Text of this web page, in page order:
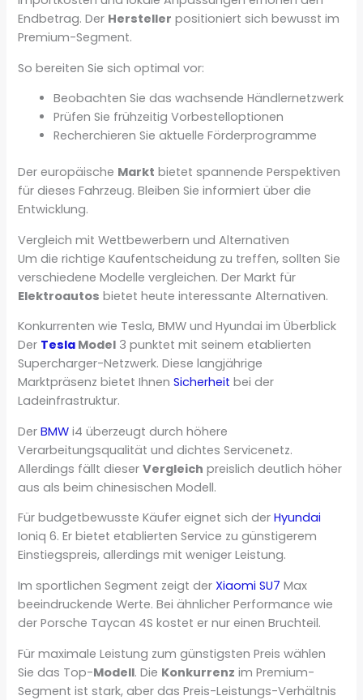
Endbetrag. Der Hersteller positioniert sich bewusst im
Premium-Segment.
So bereiten Sie sich optimal vor:
Beobachten Sie das wachsende Händlernetzwerk
Prüfen Sie frühzeitig Vorbestelloptionen
Recherchieren Sie aktuelle Förderprogramme
Der europäische Markt bietet spannende Perspektiven
für dieses Fahrzeug. Bleiben Sie informiert über die
Entwicklung.
Vergleich mit Wettbewerbern und Alternativen
Um die richtige Kaufentscheidung zu treffen, sollten Sie
verschiedene Modelle vergleichen. Der Markt für
Elektroautos bietet heute interessante Alternativen.
Konkurrenten wie Tesla, BMW und Hyundai im Überblick
Der Tesla Model 3 punktet mit seinem etablierten
Supercharger-Netzwerk. Diese langjährige
Marktpräsenz bietet IhnenSicherheit bei der
Ladeinfrastruktur.
DerBMW i4 überzeugt durch höhere
Verarbeitungsqualität und dichtes Servicenetz.
Allerdings fällt dieserVergleich preislich deutlich höher
aus als beim chinesischen Modell.
Für budgetbewusste Käufer eignet sich derHyundai
Ioniq 6. Er bietet etablierten Service zu günstigerem
Einstiegspreis, allerdings mit weniger Leistung.
Im sportlichen Segment zeigt der Xiaomi SU7 Max
beeindruckende Werte. Bei ähnlicher Performance wie
der Porsche Taycan 4S kostet er nur einen Bruchteil.
Für maximale Leistung zum günstigsten Preis wählen
Sie das Top-Modell. Die Konkurrenz im Premium-
Segment ist stark, aber das Preis-Leistungs-Verhältnis